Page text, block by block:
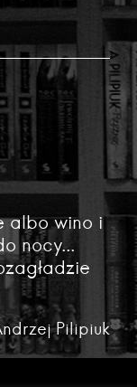
albo wino i
nocy...
Pilipiuk